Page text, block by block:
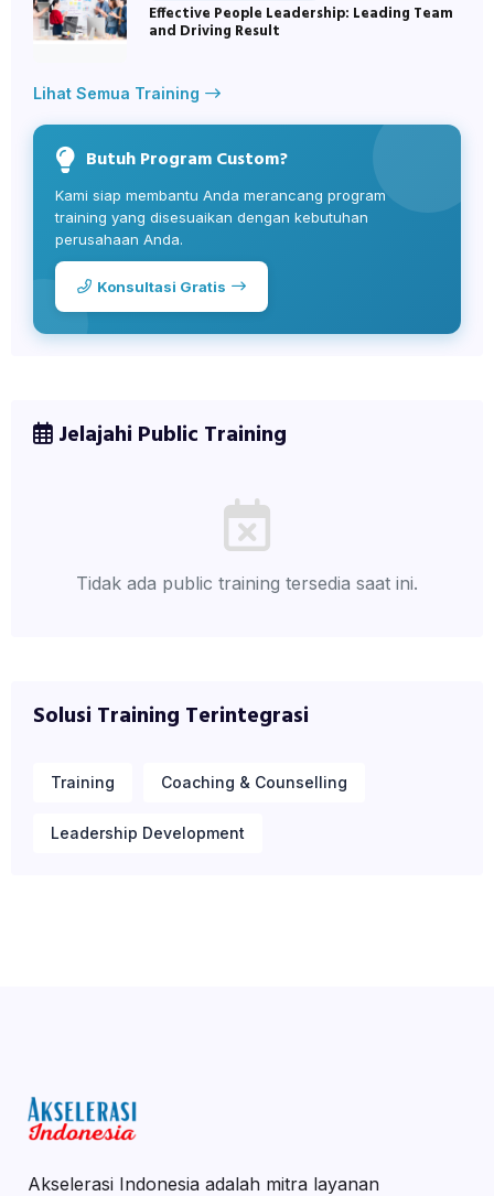
Effective People Leadership: Leading Team
and Driving Result
Lihat Semua Training
Butuh Program Custom?
Kami siap membantu Anda merancang program
training yang disesuaikan dengan kebutuhan
perusahaan Anda.
Konsultasi Gratis
Jelajahi Public Training
Tidak ada public training tersedia saat ini.
Solusi Training Terintegrasi
Training Coaching & Counselling
Leadership Development
Akselerasi Indonesia adalah mitra layanan